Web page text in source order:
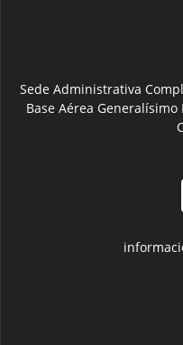
Sede Administrativa
Base Aérea